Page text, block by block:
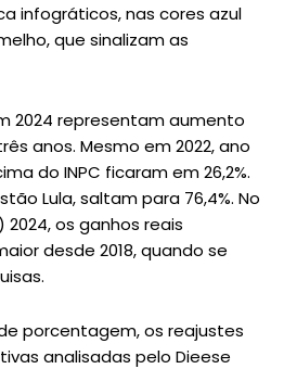
infográticos, nas cores azul
que sinalizam as
2024 representam aumento
anos. Mesmo em 2022, ano
do INPC ficaram em 26,2%.
Lula, saltam para 76,4%. No
os ganhos reais
desde 2018, quando se
porcentagem, os reajustes
analisadas pelo Dieese